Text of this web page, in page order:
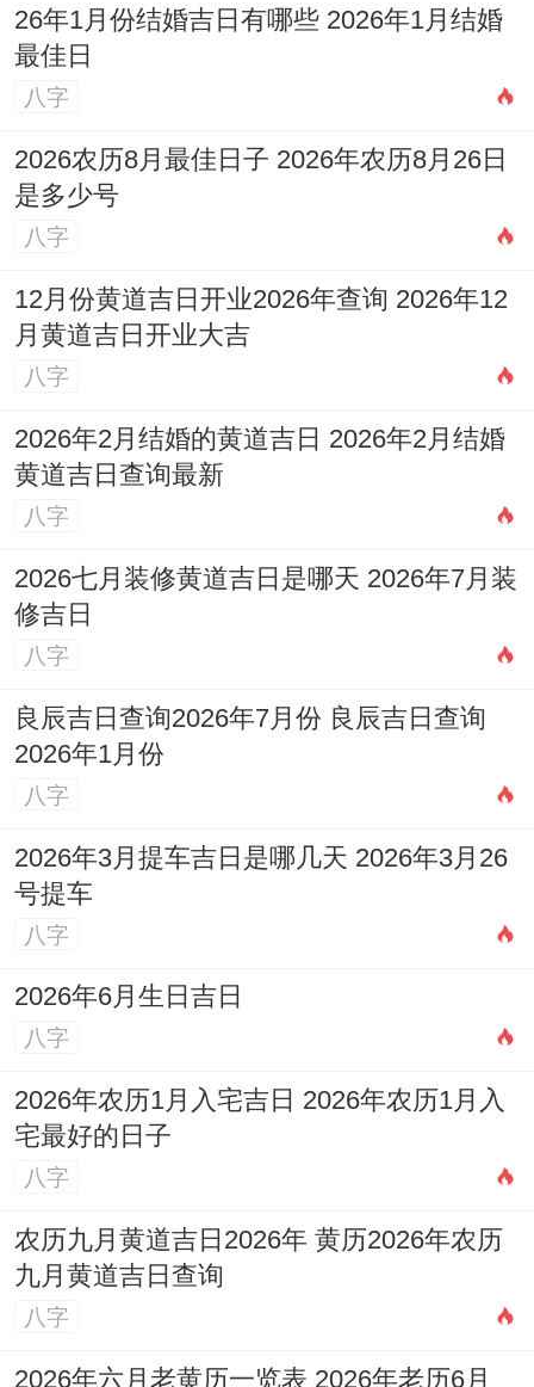
通）。
东西方理论的融合视角 -命理合心理学的互
型”模式- 需通过心理咨询调整内再安全感！
社会因素叠加经济压力、性别角色变迁等现
实问题，左右放大命盘中的冲突信号。
以后琢磨方向合方法建议- 量化琢磨建立婚
姻宫被合例子数据库 统计不相同合局类型的
离婚率、复合率区别。
干预工具开发设计建立再。上五行能量的婚
整）！
跨文化一点点对比不相同的区对婚姻宫被合
个人自由）。
婚姻宫被合的责任归属合想一想逻辑,核心是
是对人性合关系的详细寻找.它提醒大家:命
理符号不是宿命的判决书，而是洞察关系动
态的工具。
不管是自我反思还是伴侣互动，唯有将命理
智慧同现实经营结合、才能再变幻的情感世
界中找到平衡同成长的大概。
以后琢磨可进一步寻找命理模型跟着行为科
学的交叉验证- 为婚姻咨询提供更立体的支
持体系。
26年1月份结婚吉日有哪些 2026年1月结婚
最佳日
八字
2026农历8月最佳日子 2026年农历8月26日
是多少号
八字
12月份黄道吉日开业2026年查询 2026年12
月黄道吉日开业大吉
八字
2026年2月结婚的黄道吉日 2026年2月结婚
黄道吉日查询最新
八字
2026七月装修黄道吉日是哪天 2026年7月装
修吉日
八字
良辰吉日查询2026年7月份 良辰吉日查询
2026年1月份
八字
2026年3月提车吉日是哪几天 2026年3月26
号提车
八字
2026年6月生日吉日
八字
2026年农历1月入宅吉日 2026年农历1月入
宅最好的日子
八字
农历九月黄道吉日2026年 黄历2026年农历
九月黄道吉日查询
八字
2026年六月老黄历一览表 2026年老历6月